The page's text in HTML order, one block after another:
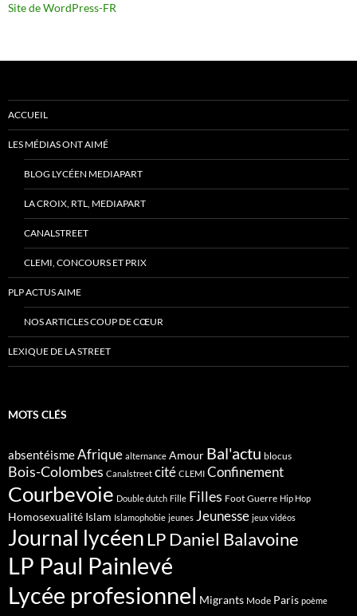
Site de WordPress-FR
ACCUEIL
LES MÉDIAS ONT AIMÉ
BLOG LYCÉEN MEDIAPART
LA CROIX, RTL, MEDIAPART
CANALSTREET
CLEMI, CONCOURS ET PRIX
PLP ACTUS AIME
NOS ARTICLES COUP DE CŒUR
LEXIQUE DE LA STREET
MOTS CLÉS
absentéismeAfrique alternance Amour Bal'actu blocus
Bois-Colombes Canalstreet cité CLEMI Confinement
Courbevoie Double dutch Fille Filles Foot Guerre Hip Hop
Homosexualité Islam Islamophobie jeunes Jeunesse jeux vidéos
Journal lycéenLP Daniel Balavoine
LP Paul Painlevé
Lycée profesionnel Migrants Mode Paris poème